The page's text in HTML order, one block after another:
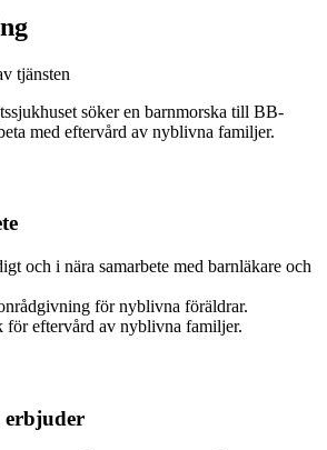
tjänsten
söker en barnmorska till BB-
med eftervård av nyblivna familjer.
och i nära samarbete med barnläkare och
för nyblivna föräldrar.
för eftervård av nyblivna familjer.
erbjuder